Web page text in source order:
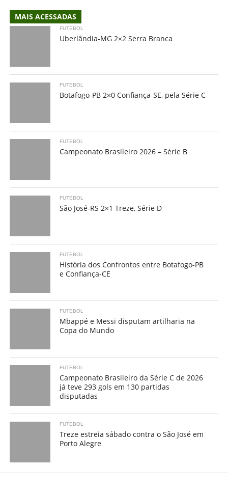
MAIS ACESSADAS
FUTEBOL
Uberlândia-MG 2×2 Serra Branca
FUTEBOL
Botafogo-PB 2×0 Confiança-SE, pela Série C
FUTEBOL
Campeonato Brasileiro 2026 – Série B
FUTEBOL
São José-RS 2×1 Treze, Série D
FUTEBOL
História dos Confrontos entre Botafogo-PB
e Confiança-CE
FUTEBOL
Mbappé e Messi disputam artilharia na
Copa do Mundo
FUTEBOL
Campeonato Brasileiro da Série C de 2026
já teve 293 gols em 130 partidas
disputadas
FUTEBOL
Treze estreia sábado contra o São José em
Porto Alegre